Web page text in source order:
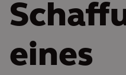
eines